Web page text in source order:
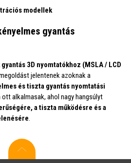
modellek
gyantás
gyantás 3D nyomtatókhoz (MSLA / LCD
jelentenek azoknak a
és tiszta gyantás nyomtatási
alkalmasak, ahol nagy hangsúlyt
a tiszta működésre és a
.